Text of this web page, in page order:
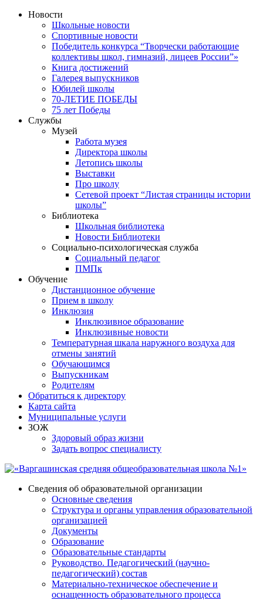
Новости
Школьные новости
Спортивные новости
Победитель конкурса “Творчески работающие
коллективы школ, гимназий, лицеев России”»
Книга достижений
Галерея выпускников
Юбилей школы
70-ЛЕТИЕ ПОБЕДЫ
75 лет Победы
Службы
Музей
Работа музея
Директора школы
Летопись школы
Выставки
Про школу
Сетевой проект “Листая страницы истории
школы”
Библиотека
Школьная библиотека
Новости Библиотеки
Социально-психологическая служба
Социальный педагог
ПМПк
Обучение
Дистанционное обучение
Прием в школу
Инклюзия
Инклюзивное образование
Инклюзивные новости
Температурная шкала наружного воздуха для
отмены занятий
Обучающимся
Выпускникам
Родителям
Обратиться к директору
Карта сайта
Муниципальные услуги
ЗОЖ
Здоровый образ жизни
Задать вопрос специалисту
Сведения об образовательной организации
Основные сведения
Структура и органы управления образовательной
организацией
Документы
Образование
Образовательные стандарты
Руководство. Педагогический (научно-
педагогический) состав
Материально-техническое обеспечение и
оснащенность образовательного процесса